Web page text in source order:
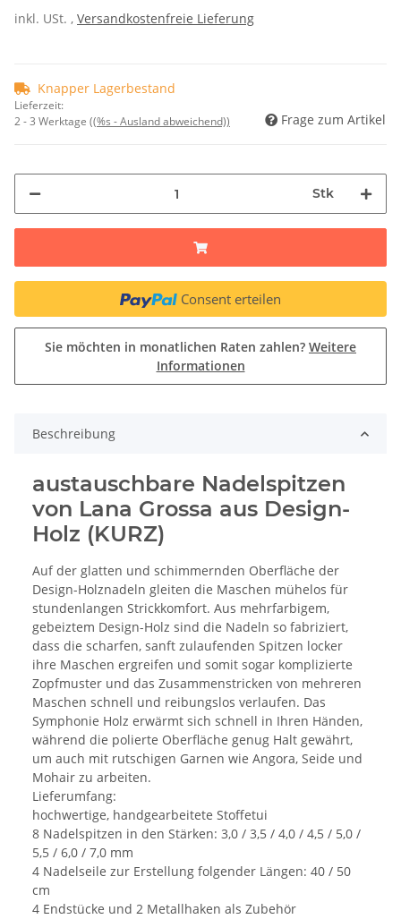
inkl. USt. , Versandkostenfreie Lieferung
Knapper Lagerbestand
Lieferzeit:
2 - 3 Werktage ((%s - Ausland abweichend)) Frage zum Artikel
Stk
Consent erteilen
Sie möchten in monatlichen Raten zahlen? Weitere
Informationen
Beschreibung
austauschbare Nadelspitzen
von Lana Grossa aus Design-
Holz (KURZ)
Auf der glatten und schimmernden Oberfläche der
Design-Holznadeln gleiten die Maschen mühelos für
stundenlangen Strickkomfort. Aus mehrfarbigem,
gebeiztem Design-Holz sind die Nadeln so fabriziert,
dass die scharfen, sanft zulaufenden Spitzen locker
ihre Maschen ergreifen und somit sogar komplizierte
Zopfmuster und das Zusammenstricken von mehreren
Maschen schnell und reibungslos verlaufen. Das
Symphonie Holz erwärmt sich schnell in Ihren Händen,
während die polierte Oberfläche genug Halt gewährt,
um auch mit rutschigen Garnen wie Angora, Seide und
Mohair zu arbeiten.
Lieferumfang:
hochwertige, handgearbeitete Stoffetui
8 Nadelspitzen in den Stärken: 3,0 / 3,5 / 4,0 / 4,5 / 5,0 /
5,5 / 6,0 / 7,0 mm
4 Nadelseile zur Erstellung folgender Längen: 40 / 50
cm
4 Endstücke und 2 Metallhaken als Zubehör